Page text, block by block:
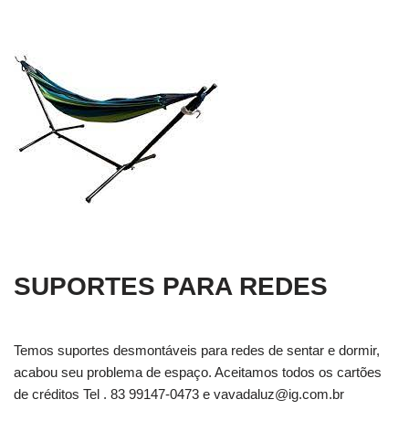
SUPORTES PARA REDES
Temos suportes desmontáveis para redes de sentar e dormir,
acabou seu problema de espaço. Aceitamos todos os cartões
de créditos Tel . 83 99147-0473 e vavadaluz@ig.com.br